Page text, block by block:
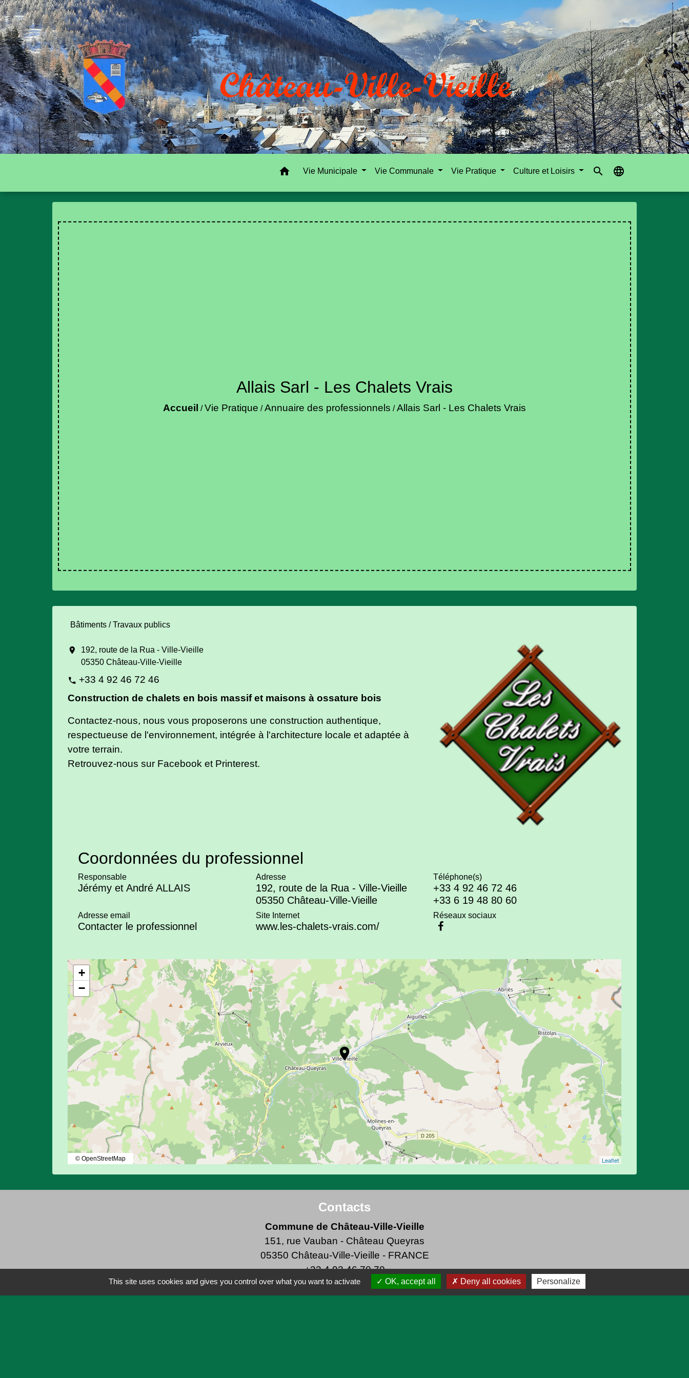
home Vie Municipale Vie Communale Vie Pratique Culture et Loisirs search language
Allais Sarl - Les Chalets Vrais
Accueil /Vie Pratique /Annuaire des professionnels /Allais Sarl - Les Chalets Vrais
Bâtiments / Travaux publics
location_on
192, route de la Rua - Ville-Vieille
05350 Château-Ville-Vieille
phone +33 4 92 46 72 46
Construction de chalets en bois massif et maisons à ossature bois
Contactez-nous, nous vous proposerons une construction authentique,
respectueuse de l'environnement, intégrée à l'architecture locale et adaptée à
votre terrain.
Retrouvez-nous sur Facebook et Printerest.
Coordonnées du professionnel
Responsable
Jérémy et André ALLAIS
Adresse
192, route de la Rua - Ville-Vieille
05350 Château-Ville-Vieille
Téléphone(s)
+33 4 92 46 72 46
+33 6 19 48 80 60
Adresse email
Contacter le professionnel
Site Internet
www.les-chalets-vrais.com/
Réseaux sociaux
location_on
+
−
Leaflet
© OpenStreetMap
Contacts
Commune de Château-Ville-Vieille
151, rue Vauban - Château Queyras
05350 Château-Ville-Vieille - FRANCE
+33 4 92 46 70 70
This site uses cookies and gives you control over what you want to activate OK, accept all Deny all cookies Personalize